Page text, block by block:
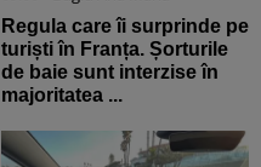
Regula care îi surprinde pe
turiști în Franța. Șorturile
de baie sunt interzise în
majoritatea ...